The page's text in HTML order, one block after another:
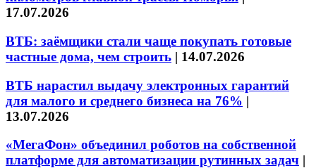
17.07.2026
ВТБ: заёмщики стали чаще покупать готовые
частные дома, чем строить | 14.07.2026
ВТБ нарастил выдачу электронных гарантий
для малого и среднего бизнеса на 76% |
13.07.2026
«МегаФон» объединил роботов на собственной
платформе для автоматизации рутинных задач |